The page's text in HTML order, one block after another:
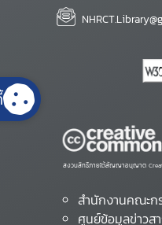
สงวนสิทธิ์ภายใต้สัญญาอนุญาต
สำนักงานคณะก
ศูนย์ข้อมูลข่าวส